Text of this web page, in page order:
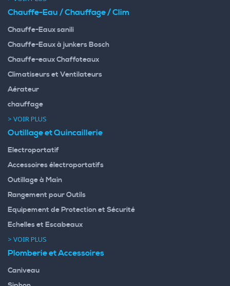
Chauffe-Eau / Chauffage / Clim
Chauffe-Eaux sanili
Chauffe-Eaux à junkers Bosch
Chauffe-eaux Chaffoteaux
Climatiseurs et Ventilateurs
Aérateur
chauffage
> VOIR PLUS
Outillage et Quincaillerie
Electroportatif
Accessoires électroportatifs
Outillage à Main
Rangement pour Outils
Equipement de Protection et Sécurité
Echelles et Escabeaux
> VOIR PLUS
Plomberie et Accessoires
Caniveau